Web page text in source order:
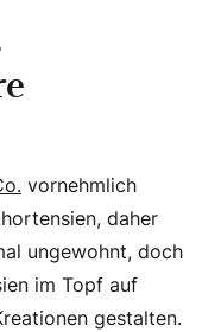
vornehmlich
daher
ungewohnt, doch
im Topf auf
gestalten.